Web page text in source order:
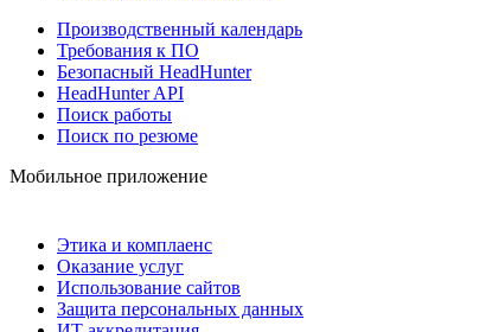
Производственный календарь
Требования к ПО
Безопасный HeadHunter
HeadHunter API
Поиск работы
Поиск по резюме
Мобильное приложение
Этика и комплаенс
Оказание услуг
Использование сайтов
Защита персональных данных